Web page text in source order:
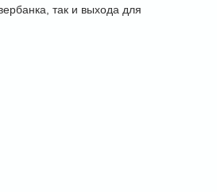
так и выхода для